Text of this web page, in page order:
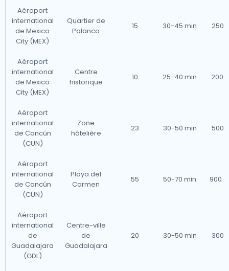
Aéroport
international
de Mexico
City (MEX)
Quartier de
Polanco
15 30-45 min 250
Aéroport
international
de Mexico
City (MEX)
Centre
historique
10 25-40 min 200
Aéroport
international
de Cancún
(CUN)
Zone
hôtelière
23 30-50 min 500
Aéroport
international
de Cancún
(CUN)
Playa del
Carmen
55 50-70 min 900 -
Aéroport
international
de
Guadalajara
(GDL)
Centre-ville
de
Guadalajara
20 30-50 min 300